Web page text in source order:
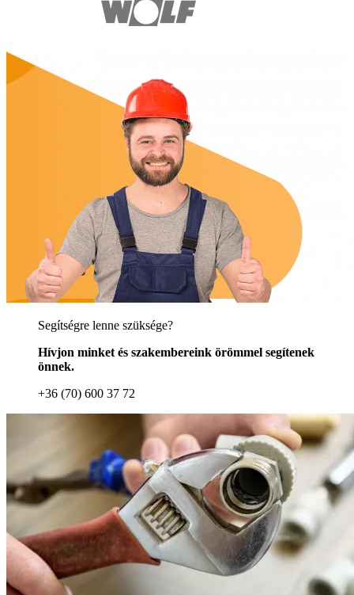
Segítségre lenne szüksége?
Hívjon minket és szakembereink örömmel segítenek
önnek.
+36 (70) 600 37 72